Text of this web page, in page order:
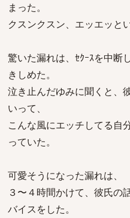
まった。
クスンクスン、エッエッと
驚いた漏れは、ｾｸｰｽを中断
きしめた。
泣き止んだゆみに聞くと、
いって、
こんな風にエッチしてる自
っていた。
可愛そうになった漏れは、
３〜４時間かけて、彼氏の
バイスをした。